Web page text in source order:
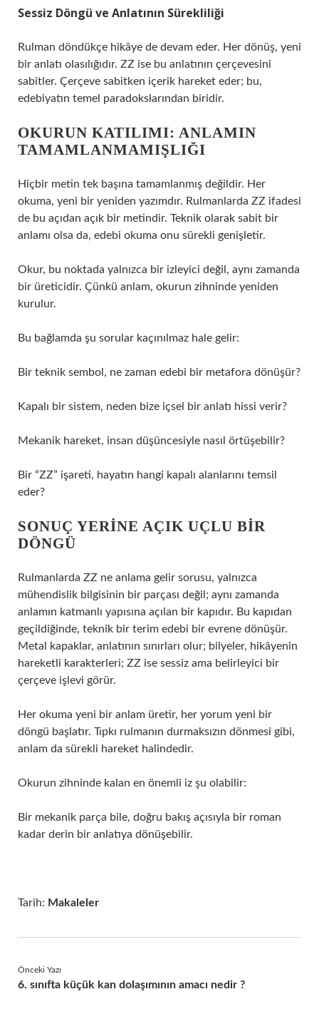
Sessiz Döngü ve Anlatının Sürekliliği
Rulman döndükçe hikâye de devam eder. Her dönüş, yeni
bir anlatı olasılığıdır. ZZ ise bu anlatının çerçevesini
sabitler. Çerçeve sabitken içerik hareket eder; bu,
edebiyatın temel paradokslarından biridir.
OKURUN KATILIMI: ANLAMIN
TAMAMLANMAMIŞLIĞI
Hiçbir metin tek başına tamamlanmış değildir. Her
okuma, yeni bir yeniden yazımdır. Rulmanlarda ZZ ifadesi
de bu açıdan açık bir metindir. Teknik olarak sabit bir
anlamı olsa da, edebi okuma onu sürekli genişletir.
Okur, bu noktada yalnızca bir izleyici değil, aynı zamanda
bir üreticidir. Çünkü anlam, okurun zihninde yeniden
kurulur.
Bu bağlamda şu sorular kaçınılmaz hale gelir:
Bir teknik sembol, ne zaman edebi bir metafora dönüşür?
Kapalı bir sistem, neden bize içsel bir anlatı hissi verir?
Mekanik hareket, insan düşüncesiyle nasıl örtüşebilir?
Bir “ZZ” işareti, hayatın hangi kapalı alanlarını temsil
eder?
SONUÇ YERINE AÇIK UÇLU BIR
DÖNGÜ
Rulmanlarda ZZ ne anlama gelir sorusu, yalnızca
mühendislik bilgisinin bir parçası değil; aynı zamanda
anlamın katmanlı yapısına açılan bir kapıdır. Bu kapıdan
geçildiğinde, teknik bir terim edebi bir evrene dönüşür.
Metal kapaklar, anlatının sınırları olur; bilyeler, hikâyenin
hareketli karakterleri; ZZ ise sessiz ama belirleyici bir
çerçeve işlevi görür.
Her okuma yeni bir anlam üretir, her yorum yeni bir
döngü başlatır. Tıpkı rulmanın durmaksızın dönmesi gibi,
anlam da sürekli hareket halindedir.
Okurun zihninde kalan en önemli iz şu olabilir:
Bir mekanik parça bile, doğru bakış açısıyla bir roman
kadar derin bir anlatıya dönüşebilir.
Tarih: Makaleler
Önceki Yazı
6. sınıfta küçük kan dolaşımının amacı nedir ?